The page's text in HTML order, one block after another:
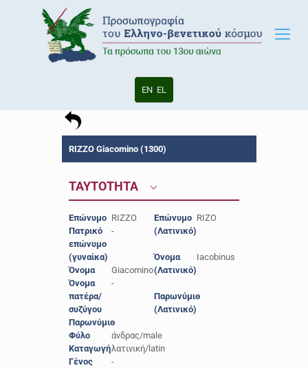
EN EL
RIZZO Giacomino (1300)
ΤΑΥΤΟΤΗΤΑ
Επώνυμο RIZZO
Πατρικό
επώνυμο
(γυναίκα)
-
Όνομα
Giacomino
Όνομα
πατέρα/
συζύγου
-
Παρωνύμιο
-
Φύλο
άνδρας/male
Καταγωγήλατινική/latin
Γένος
-
Επώνυμο
(Λατινικό)
RIZO
Όνομα
(Λατινικό)
Iacobinus
Παρωνύμιο
(Λατινικό)
-